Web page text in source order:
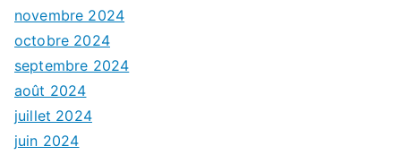
novembre 2024
octobre 2024
septembre 2024
août 2024
juillet 2024
juin 2024